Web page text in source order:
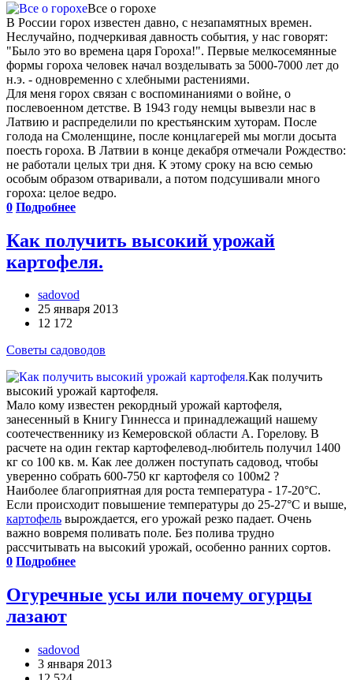
Все о горохе
В России горох известен давно, с незапамятных времен.
Неслучайно, подчеркивая давность события, у нас говорят:
"Было это во времена царя Гороха!". Первые мелкосемянные
формы гороха человек начал возделывать за 5000-7000 лет до
н.э. - одновременно с хлебными растениями.
Для меня горох связан с воспоминаниями о войне, о
послевоенном детстве. В 1943 году немцы вывезли нас в
Латвию и распределили по крестьянским хуторам. После
голода на Смоленщине, после концлагерей мы могли досыта
поесть гороха. В Латвии в конце декабря отмечали Рождество:
не работали целых три дня. К этому сроку на всю семью
особым образом отваривали, а потом подсушивали много
гороха: целое ведро.
0 Подробнее
Как получить высокий урожай
картофеля.
sadovod
25 января 2013
12 172
Советы садоводов
Как получить
высокий урожай картофеля.
Мало кому известен рекордный урожай картофеля,
занесенный в Книгу Гиннесса и принадлежащий нашему
соотечественнику из Кемеровской области А. Горелову. В
расчете на один гектар картофелевод-любитель получил 1400
кг со 100 кв. м. Как лее должен поступать садовод, чтобы
уверенно собрать 600-750 кг картофеля со 100м2 ?
Наиболее благоприятная для роста температура - 17-20°С.
Если происходит повышение температуры до 25-27°С и выше,
картофель вырождается, его урожай резко падает. Очень
важно вовремя поливать поле. Без полива трудно
рассчитывать на высокий урожай, особенно ранних сортов.
0 Подробнее
Огуречные усы или почему огурцы
лазают
sadovod
3 января 2013